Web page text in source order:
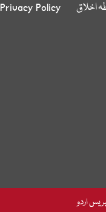
اخلاق Privacy Policy